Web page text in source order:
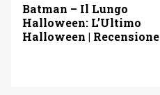
Batman – Il Lungo
Halloween: L’Ultimo
Halloween | Recensione